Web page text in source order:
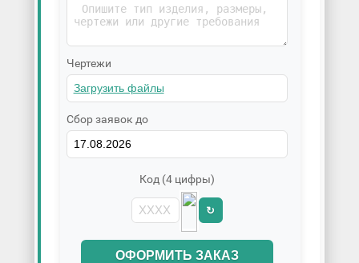
Чертежи
Сбор заявок до
Код (4 цифры)
↻
ОФОРМИТЬ ЗАКАЗ